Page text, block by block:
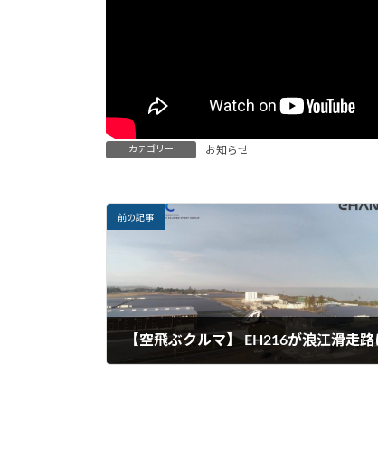
カテゴリー お知らせ
前の記事